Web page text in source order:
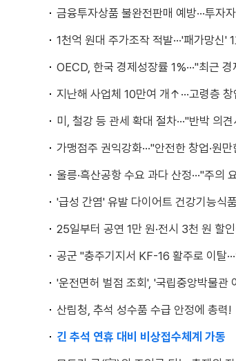
금융투자상품 불완전판매 예방···투자
1천억 원대 주가조작 적발···'패가망신'
OECD, 한국 경제성장률 1%···"최근
지난해 사업체 10만여 개↑···고령층
미, 철강 등 관세 확대 절차···"반박 의
가맹점주 권익강화···"안전한 창업·원
울릉·흑산공항 수요 과다 산정···"주의
'급성 간염' 유발 다이어트 건강기능식품
25일부터 공연 1만 원·전시 3천 원 할
공군 "충주기지서 KF-16 활주로 이탈
'운전면허 벌점 조회', '국립중앙박물관
산림청, 추석 성수품 수급 안정에 총력!
긴 추석 연휴 대비 비상접수체계 가동